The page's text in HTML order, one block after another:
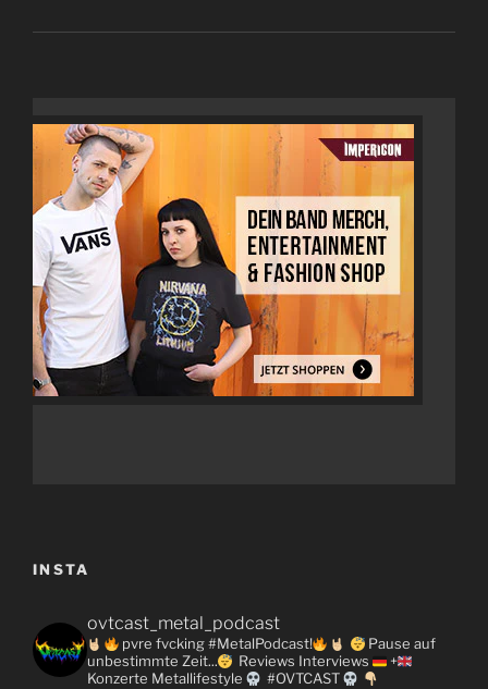
INSTA
ovtcast_metal_podcast
pvre fvcking #MetalPodcast!
Pause auf
unbestimmte Zeit...
Reviews Interviews
+
Konzerte Metallifestyle #OVTCAST